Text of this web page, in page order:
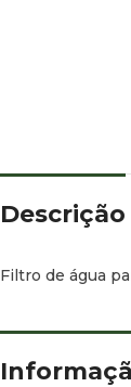
Descrição
Filtro de água